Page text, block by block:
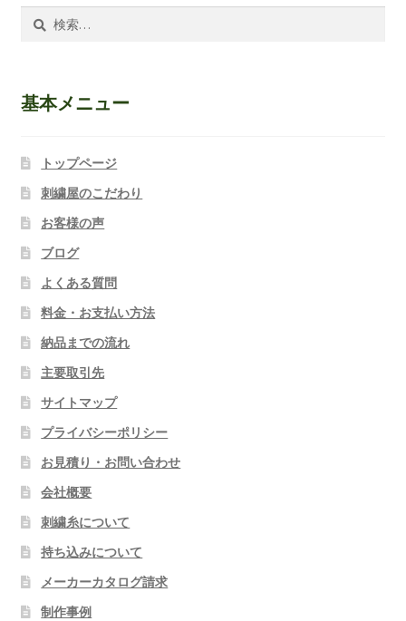
基本メニュー
トップページ
刺繍屋のこだわり
お客様の声
ブログ
よくある質問
料金・お支払い方法
納品までの流れ
主要取引先
サイトマップ
プライバシーポリシー
お見積り・お問い合わせ
会社概要
刺繍糸について
持ち込みについて
メーカーカタログ請求
制作事例